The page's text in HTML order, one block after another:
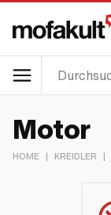
Motor
HOME | KREIDLER |